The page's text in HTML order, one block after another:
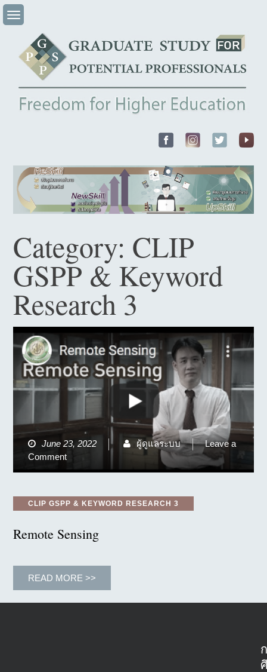
Skip
Category: CLIP
GSPP & Keyword
Research 3
June 23, 2022 ผู้ดูแลระบบ
Leave a
Commenton
Remote
Categories
CLIP GSPP & KEYWORD RESEARCH 3
Remote Sensing
READ MORE >>